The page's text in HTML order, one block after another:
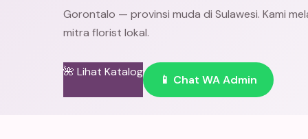
Gorontalo — provinsi muda di Sulawesi. Kami
mitra florist lokal.
🌺 Lihat Katalog
📱 Chat WA Admin